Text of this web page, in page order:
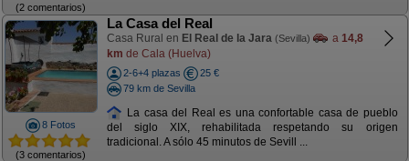
(2 comentarios)
8 Fotos
(3 comentarios)
La Casa del Real
Casa Rural en El Real de la Jara (Sevilla) a 14,8
km de Cala (Huelva)
2-6+4 plazas
25 €
79 km de Sevilla
La casa del Real es una confortable casa de pueblo
del siglo XIX, rehabilitada respetando su origen
tradicional. A sólo 45 minutos de Sevill ...